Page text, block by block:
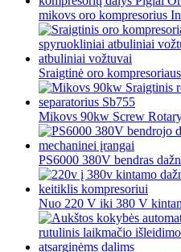
mikovs oro kompresorius
Sraigtinė oro
Mikovs 90kw Screw
PS6000 380V bendras
Nuo 220 V iki 380 V